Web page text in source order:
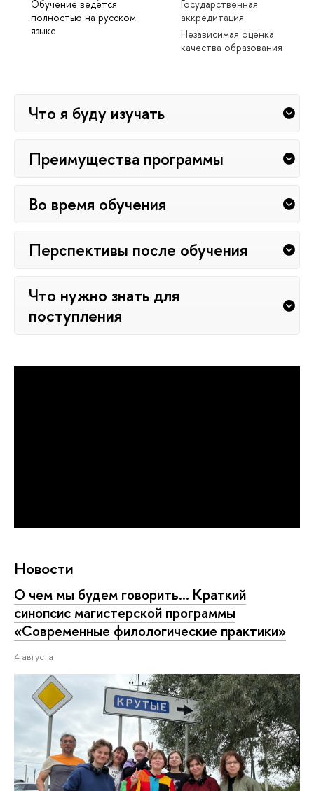
Обучение ведётся
полностью на русском
языке
Государственная
аккредитация
Независимая оценка
качества образования
Что я буду изучать
Преимущества программы
Во время обучения
Перспективы после обучения
Что нужно знать для
поступления
Новости
О чем мы будем говорить... Краткий
синопсис магистерской программы
«Современные филологические практики»
4 августа